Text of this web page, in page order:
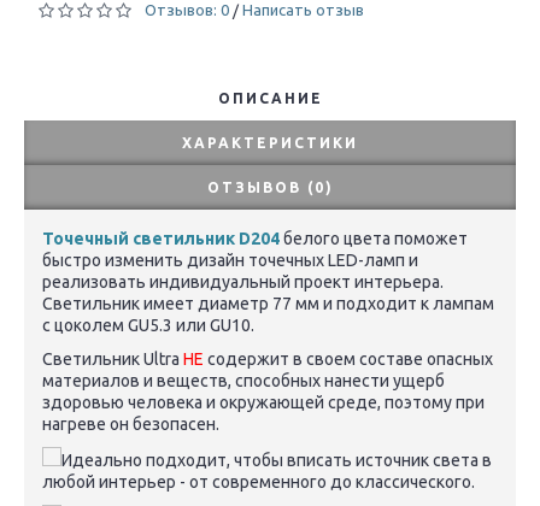
Отзывов: 0 / Написать отзыв
ОПИСАНИЕ
ХАРАКТЕРИСТИКИ
ОТЗЫВОВ (0)
Точечный светильник D204белого цвета поможет
быстро изменить дизайн точечных LED-ламп и
реализовать индивидуальный проект интерьера.
Светильник имеет диаметр 77 мм и подходит к лампам
с цоколем GU5.3 или GU10.
СветильникUltra НЕ содержит в своем составе опасных
материалов и веществ, способных нанести ущерб
здоровью человека и окружающей среде, поэтому при
нагреве он безопасен.
Идеально подходит, чтобы вписать источник света в
любой интерьер - от современного до классического.